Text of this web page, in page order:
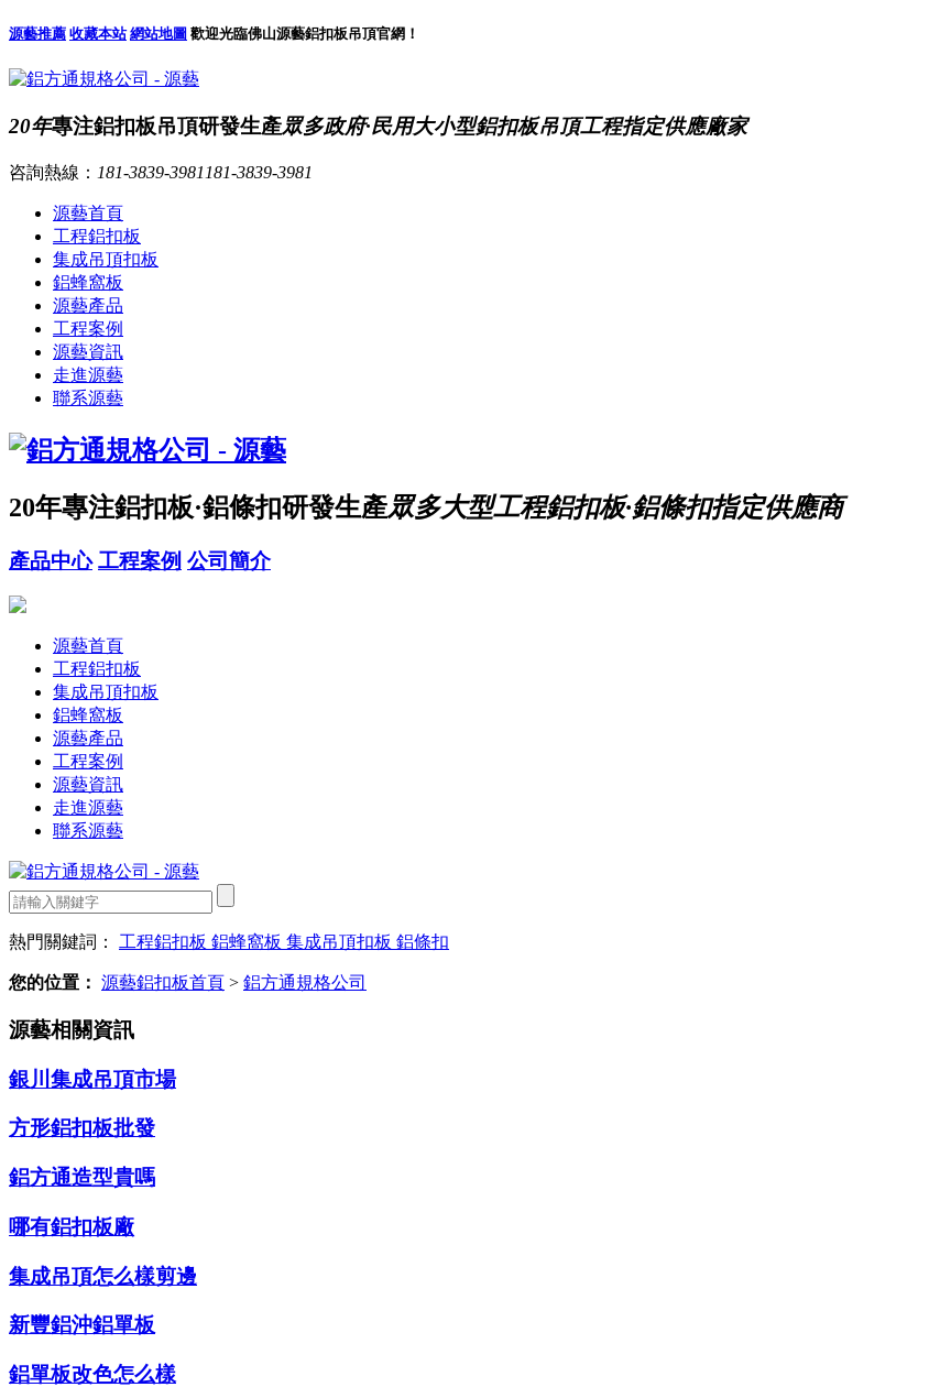
源藝推薦 收藏本站 網站地圖 歡迎光臨佛山源藝鋁扣板吊頂官網！
20年專注鋁扣板吊頂研發生產眾多政府·民用大小型鋁扣板吊頂工程指定供應廠家
咨詢熱線： 181-3839-3981 181-3839-3981
源藝首頁
工程鋁扣板
集成吊頂扣板
鋁蜂窩板
源藝產品
工程案例
源藝資訊
走進源藝
聯系源藝
20年專注鋁扣板·鋁條扣研發生產眾多大型工程鋁扣板·鋁條扣指定供應商
產品中心 工程案例 公司簡介
源藝首頁
工程鋁扣板
集成吊頂扣板
鋁蜂窩板
源藝產品
工程案例
源藝資訊
走進源藝
聯系源藝
熱門關鍵詞： 工程鋁扣板 鋁蜂窩板 集成吊頂扣板 鋁條扣
您的位置： 源藝鋁扣板首頁 > 鋁方通規格公司
源藝相關資訊
銀川集成吊頂市場
方形鋁扣板批發
鋁方通造型貴嗎
哪有鋁扣板廠
集成吊頂怎么樣剪邊
新豐鋁沖鋁單板
鋁單板改色怎么樣